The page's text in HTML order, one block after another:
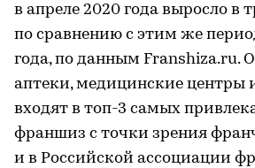
в апреле 2020 года выросло в
по сравнению с этим же
года, по данным Franshiza.ru.
аптеки, медицинские центры
входят в топ-3 самых
франшиз с точки зрения
и в Российской ассоциации